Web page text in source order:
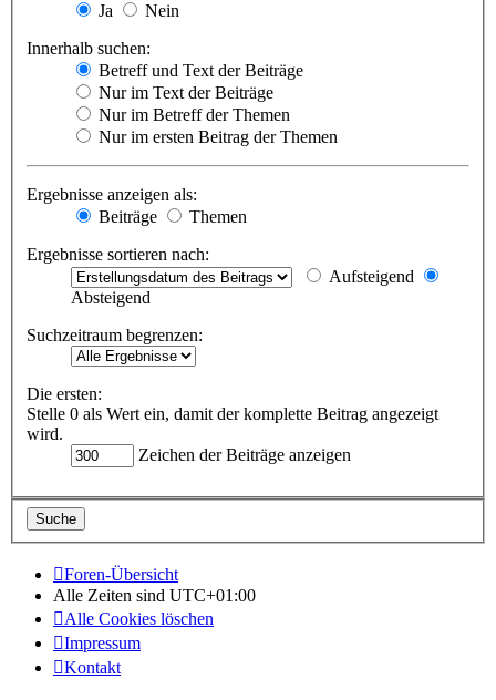
Ja
Nein
Innerhalb suchen:
Betreff und Text der Beiträge
Nur im Text der Beiträge
Nur im Betreff der Themen
Nur im ersten Beitrag der Themen
Ergebnisse anzeigen als:
Beiträge
Themen
Ergebnisse sortieren nach:
Aufsteigend
Absteigend
Suchzeitraum begrenzen:
Die ersten:
Stelle 0 als Wert ein, damit der komplette Beitrag angezeigt
wird.
Zeichen der Beiträge anzeigen
Foren-Übersicht
Alle Zeiten sind UTC+01:00
Alle Cookies löschen
Impressum
Kontakt